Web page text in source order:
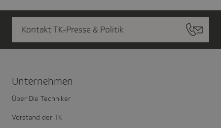
Kontakt TK-Presse & Politik
Unter­nehmen
Über Die Techniker
Vorstand der TK